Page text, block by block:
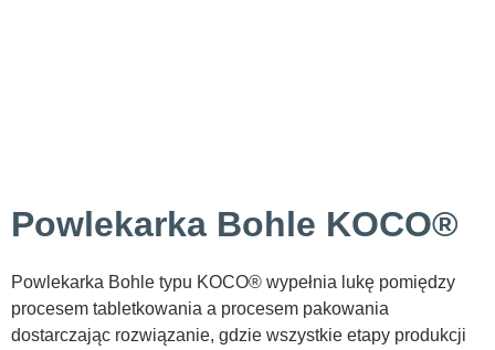
Powlekarka Bohle KOCO®
Powlekarka Bohle typu KOCO® wypełnia lukę pomiędzy
procesem tabletkowania a procesem pakowania
dostarczając rozwiązanie, gdzie wszystkie etapy produkcji